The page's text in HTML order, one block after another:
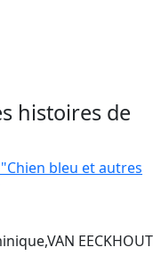
histoires de
bleu et autres
EECKHOUT